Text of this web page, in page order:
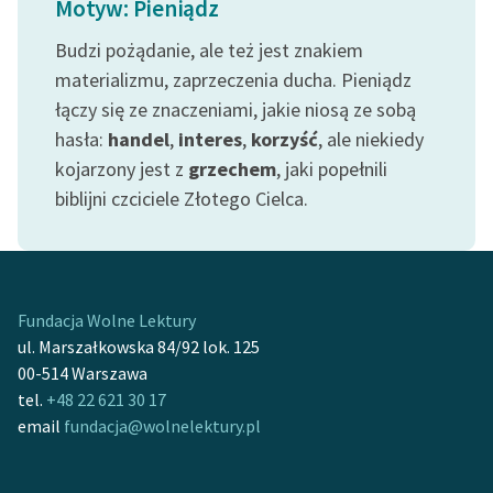
feministycznej
Ręce pełne poezji
Kolekcje edukacyjne
twórców przechodzących
do domeny publicznej,
lektur szkolnych oraz
Starego Testamentu
Lektur
O nas
Kontakt
Motyw: Pieniądz
Budzi pożądanie, ale też jest znakiem
materializmu, zaprzeczenia ducha. Pieniądz
łączy się ze znaczeniami, jakie niosą ze sobą
hasła: handel, interes, korzyść, ale niekiedy
kojarzony jest z grzechem, jaki popełnili
biblijni czciciele Złotego Cielca.
Fundacja Wolne Lektury
ul. Marszałkowska 84/92 lok. 125
00-514 Warszawa
tel. +48 22 621 30 17
email fundacja@wolnelektury.pl